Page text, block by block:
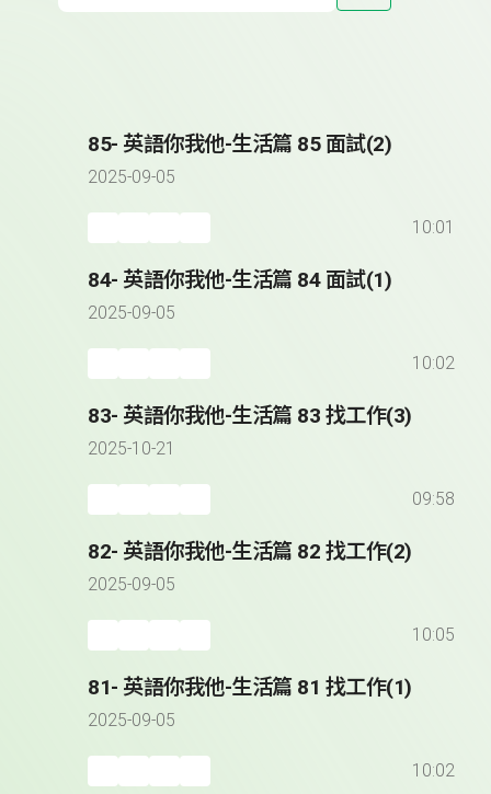
85- 英語你我他-生活篇 85 面試(2)
2025-09-05
10:01
84- 英語你我他-生活篇 84 面試(1)
2025-09-05
10:02
83- 英語你我他-生活篇 83 找工作(3)
2025-10-21
09:58
82- 英語你我他-生活篇 82 找工作(2)
2025-09-05
10:05
81- 英語你我他-生活篇 81 找工作(1)
2025-09-05
10:02